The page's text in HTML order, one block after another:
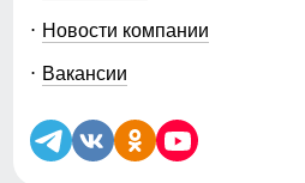
Новости компании
Вакансии